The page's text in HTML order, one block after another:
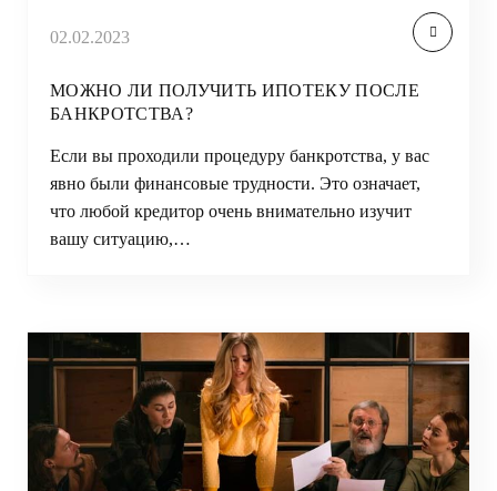
02.02.2023
МОЖНО ЛИ ПОЛУЧИТЬ ИПОТЕКУ ПОСЛЕ
БАНКРОТСТВА?
Если вы проходили процедуру банкротства, у вас
явно были финансовые трудности. Это означает,
что любой кредитор очень внимательно изучит
вашу ситуацию,…